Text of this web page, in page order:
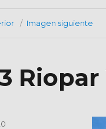
Imagen siguiente
Riopar